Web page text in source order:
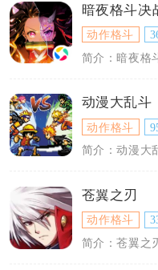
暗夜格斗决
动作格斗
动漫大乱斗
动作格斗
苍翼之刃
动作格斗